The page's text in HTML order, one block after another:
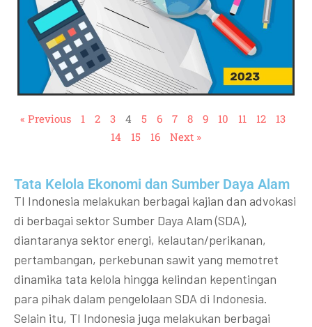
« Previous 1 2 3 4 5 6 7 8 9 10 11 12
13
14
15 16 Next »
Tata Kelola Ekonomi dan Sumber Daya Alam
TI Indonesia melakukan berbagai kajian dan advokasi
di berbagai sektor Sumber Daya Alam (SDA),
diantaranya sektor energi, kelautan/perikanan,
pertambangan, perkebunan sawit yang memotret
dinamika tata kelola hingga kelindan kepentingan
para pihak dalam pengelolaan SDA di Indonesia.
Selain itu, TI Indonesia juga melakukan berbagai